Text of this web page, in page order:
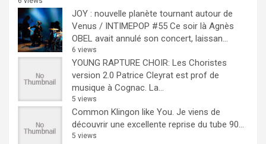
JOY : nouvelle planète tournant autour de
Venus / INTIMEPOP #55 Ce soir là Agnès
OBEL avait annulé son concert, laissan...
6 views
YOUNG RAPTURE CHOIR: Les Choristes
version 2.0 Patrice Cleyrat est prof de
musique à Cognac. La...
5 views
Common Klingon like You. Je viens de
découvrir une excellente reprise du tube 90...
5 views